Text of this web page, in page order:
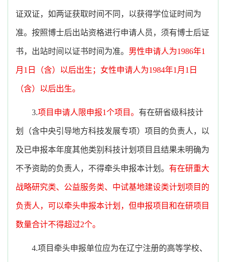
证双证，如两证获取时间不同，以获得学位证时间为
准。按照博士后出站资格进行申请人员，须有博士后证
书，出站时间以证书时间为准。 男性申请人为1986年1
月1日（含）以后出生；女性申请人为1984年1月1日
（含）以后出生。
3.项目申请人限申报1个项目。 有在研省级科技计
划（含中央引导地方科技发展专项）项目的负责人，以
及已申报本年度其他类别科技计划项目且结果未明确为
不予资助的负责人，不得牵头申报本计划。 有在研重大
战略研究类、公益服务类、中试基地建设类计划项目的
负责人，可以牵头申报本计划，但申报项目和在研项目
数量合计不得超过2个。
4.项目牵头申报单位应为在辽宁注册的高等学校、